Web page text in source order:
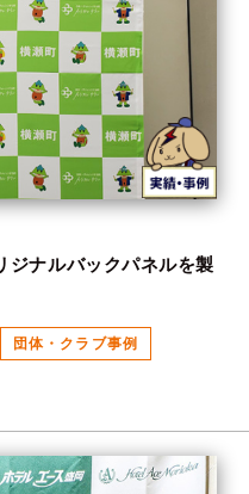
ジナルバックパネルを製
団体・クラブ事例